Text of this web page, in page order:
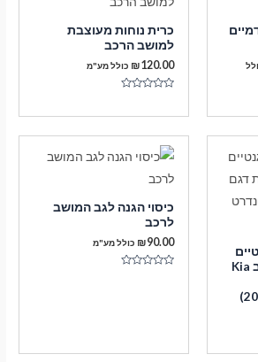
כרית נוחות מעוצבת
למושב הרכב
₪120.00 כולל מע"מ
מתוך
גימור סטנדרט לרכב Kia
כיסוי הגנה לגב המושב
לרכב
₪90.00 כולל מע"מ